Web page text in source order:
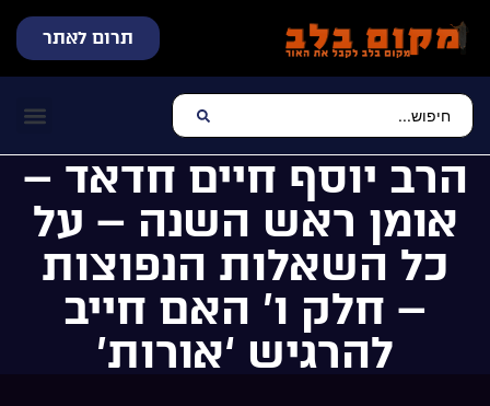
תרום לאתר
הרב יוסף חיים חדאד –
אומן ראש השנה – על
כל השאלות הנפוצות
– חלק ו’ האם חייב
להרגיש ‘אורות’